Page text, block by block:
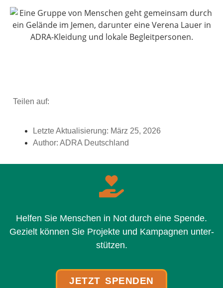
Teilen auf:
Letzte Aktualisierung: März 25, 2026
Author: ADRA Deutschland
Helfen Sie Menschen in Not durch eine Spende.
Gezielt kön­nen Sie Projekte und Kampagnen unter­
stüt­zen.
JETZT SPENDEN